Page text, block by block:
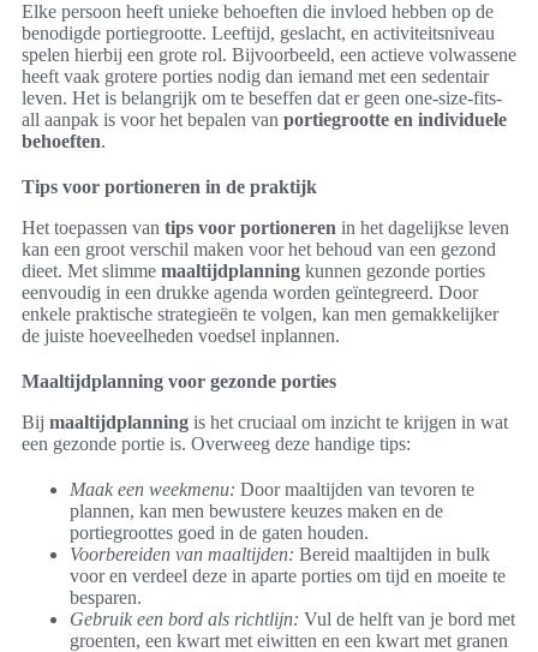
Elke persoon heeft unieke behoeften die invloed hebben op de
benodigde portiegrootte. Leeftijd, geslacht, en activiteitsniveau
spelen hierbij een grote rol. Bijvoorbeeld, een actieve volwassene
heeft vaak grotere porties nodig dan iemand met een sedentair
leven. Het is belangrijk om te beseffen dat er geen one-size-fits-
all aanpak is voor het bepalen van portiegrootte en individuele
behoeften.
Tips voor portioneren in de praktijk
Het toepassen van tips voor portioneren in het dagelijkse leven
kan een groot verschil maken voor het behoud van een gezond
dieet. Met slimme maaltijdplanning kunnen gezonde porties
eenvoudig in een drukke agenda worden geïntegreerd. Door
enkele praktische strategieën te volgen, kan men gemakkelijker
de juiste hoeveelheden voedsel inplannen.
Maaltijdplanning voor gezonde porties
Bij maaltijdplanning is het cruciaal om inzicht te krijgen in wat
een gezonde portie is. Overweeg deze handige tips:
Maak een weekmenu: Door maaltijden van tevoren te
plannen, kan men bewustere keuzes maken en de
portiegroottes goed in de gaten houden.
Voorbereiden van maaltijden: Bereid maaltijden in bulk
voor en verdeel deze in aparte porties om tijd en moeite te
besparen.
Gebruik een bord als richtlijn: Vul de helft van je bord met
groenten, een kwart met eiwitten en een kwart met granen